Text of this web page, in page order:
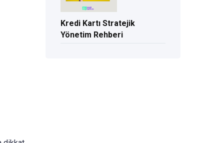
Kredi Kartı Stratejik
Yönetim Rehberi